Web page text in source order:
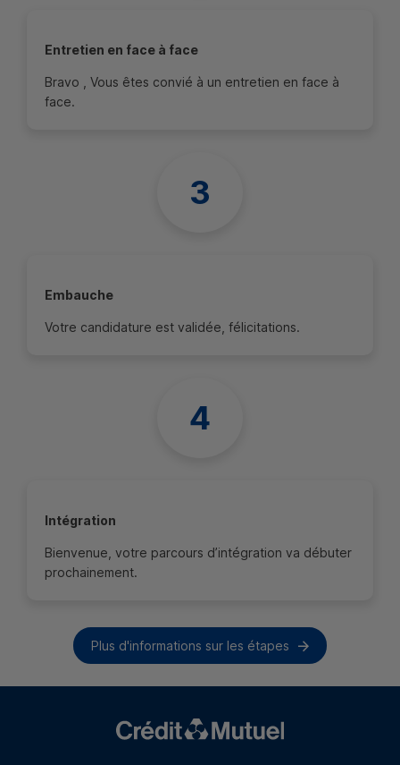
Entretien en face à face
Bravo , Vous êtes convié à un entretien en face à
face.
Embauche
Votre candidature est validée, félicitations.
Intégration
Bienvenue, votre parcours d’intégration va débuter
prochainement.
Plus d'informations sur les étapes